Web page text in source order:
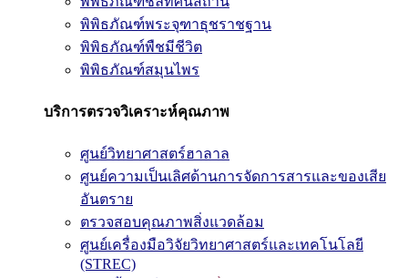
พิพิธภัณฑ์พระจุฑาธุชราชฐาน
พิพิธภัณฑ์พืชมีชีวิต
พิพิธภัณฑ์สมุนไพร
บริการตรวจวิเคราะห์คุณภาพ
ศูนย์วิทยาศาสตร์ฮาลาล
ศูนย์ความเป็นเลิศด้านการจัดการสารและของเสีย
อันตราย
ตรวจสอบคุณภาพสิ่งแวดล้อม
ศูนย์เครื่องมือวิจัยวิทยาศาสตร์และเทคโนโลยี
(STREC)